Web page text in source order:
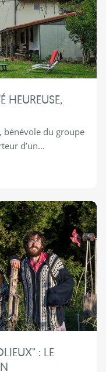
HEUREUSE,
bénévole du groupe
d’un...
: LE